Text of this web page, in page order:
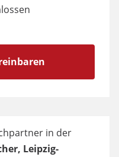
in der
Leipzig-